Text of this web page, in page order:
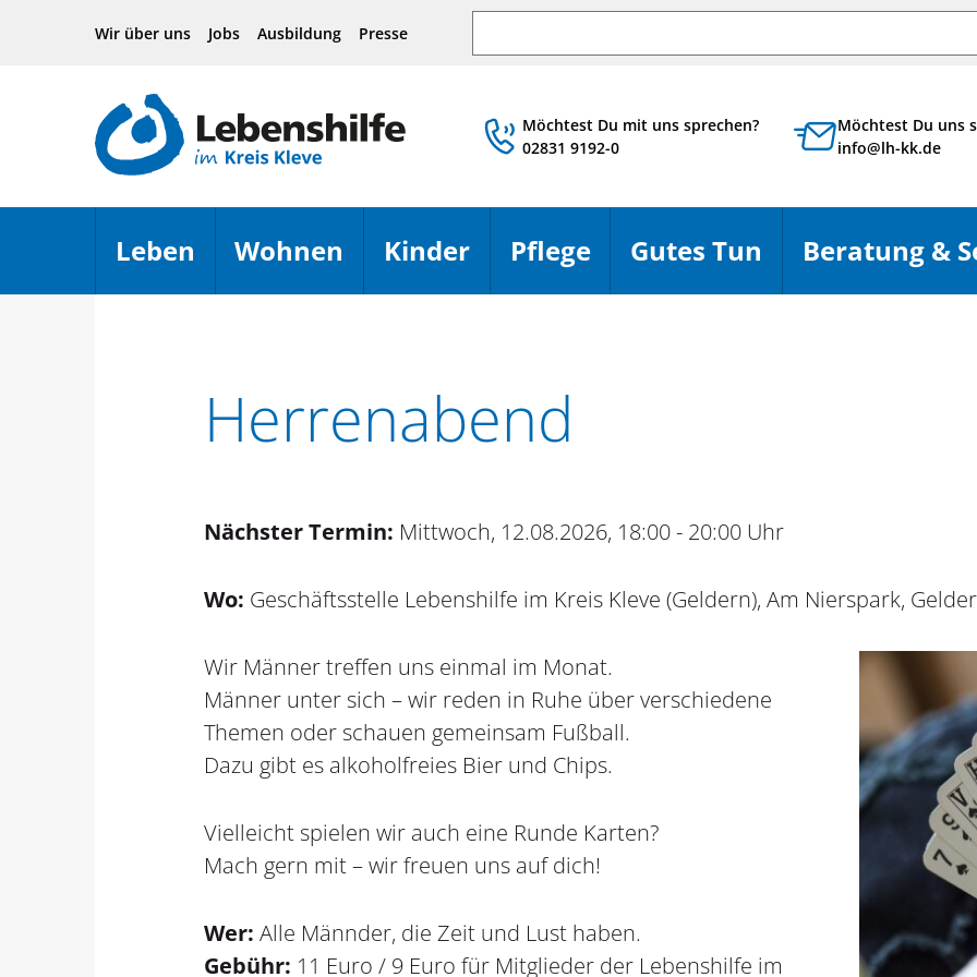
Hauptnavigation
Seiteninhalt
Footer
Wir über uns Jobs Ausbildung Presse
Möchtest Du mit uns sprechen?
02831 9192-0
Möchtest Du uns
info@lh-kk.de
Leben
Menü öffnen
Wohnen
Menü öffnen
Kinder
Menü öffnen
Pflege
Menü öffnen
Gutes Tun
Menü öffnen
Beratung &
Herrenabend
Nächster Termin: Mittwoch, 12.08.2026, 18:00 - 20:00 Uhr
Wo: Geschäftsstelle Lebenshilfe im Kreis Kleve (Geldern), Am Nierspark,
Wir Männer treffen uns einmal im Monat.
Männer unter sich – wir reden in Ruhe über verschiedene
Themen oder schauen gemeinsam Fußball.
Dazu gibt es alkoholfreies Bier und Chips.
Vielleicht spielen wir auch eine Runde Karten?
Mach gern mit – wir freuen uns auf dich!
Wer: Alle Männder, die Zeit und Lust haben.
Gebühr: 11 Euro / 9 Euro für Mitglieder der Lebenshilfe im